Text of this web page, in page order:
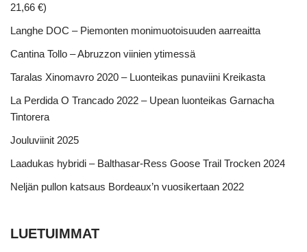
21,66 €)
Langhe DOC – Piemonten monimuotoisuuden aarreaitta
Cantina Tollo – Abruzzon viinien ytimessä
Taralas Xinomavro 2020 – Luonteikas punaviini Kreikasta
La Perdida O Trancado 2022 – Upean luonteikas Garnacha
Tintorera
Jouluviinit 2025
Laadukas hybridi – Balthasar-Ress Goose Trail Trocken 2024
Neljän pullon katsaus Bordeaux’n vuosikertaan 2022
LUETUIMMAT